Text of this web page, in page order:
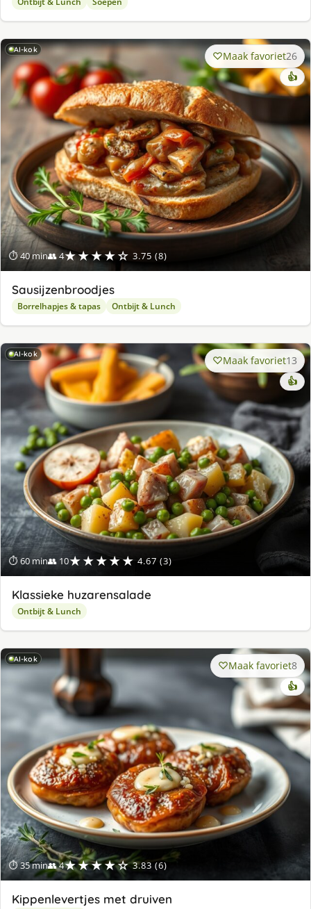
AI-kok
⏱ 40 min👥 4★★★★☆ 3.75 (8)
Maak favoriet26
👍
Sausijzenbroodjes
Borrelhapjes & tapas Ontbijt & Lunch
AI-kok
⏱ 60 min👥 10★★★★★ 4.67 (3)
Maak favoriet13
👍
Klassieke huzarensalade
Ontbijt & Lunch
AI-kok
⏱ 35 min👥 4★★★★☆ 3.83 (6)
Maak favoriet8
👍
Kippenlevertjes met druiven